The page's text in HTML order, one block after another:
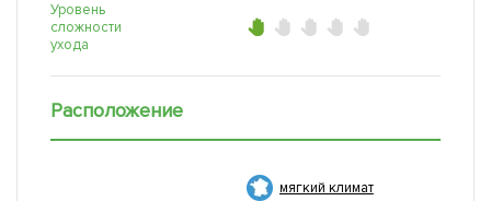
Уровень
сложности
ухода
Расположение
мягкий климат